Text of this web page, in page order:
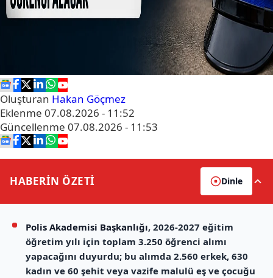
Oluşturan Hakan Göçmez
Eklenme 07.08.2026 - 11:52
Güncellenme 07.08.2026 - 11:53
HABERİN ÖZETİ Dinle
Polis Akademisi Başkanlığı, 2026-2027 eğitim
öğretim yılı için toplam 3.250 öğrenci alımı
yapacağını duyurdu; bu alımda 2.560 erkek, 630
kadın ve 60 şehit veya vazife malulü eş ve çocuğu